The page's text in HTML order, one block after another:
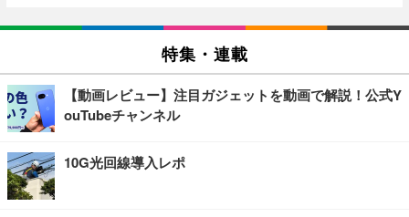
特集・連載
【動画レビュー】注目ガジェットを動画で解説！公式Y
ouTubeチャンネル
10G光回線導入レポ